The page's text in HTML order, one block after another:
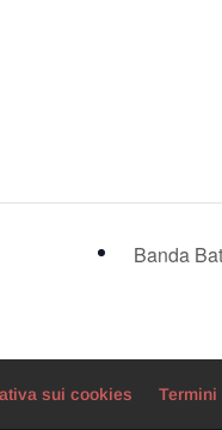
Banda
sui cookies Termini